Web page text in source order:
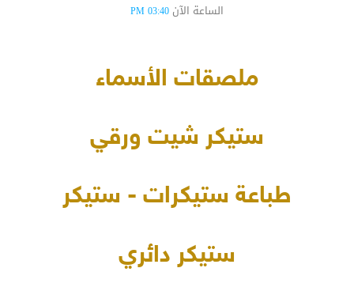
الساعة الآن 03:40 PM
ملصقات الأسماء
ستيكر شيت ورقي
طباعة ستيكرات - ستيكر
ستيكر دائري